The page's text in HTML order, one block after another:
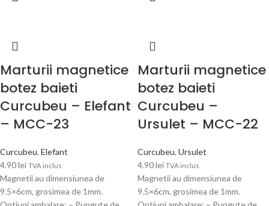
Marturii magnetice
botez baieti
Curcubeu – Elefant
– MCC-23
Curcubeu, Elefant
4.90lei TVA inclus
Magnetii au dimensiunea de
9.5×6cm, grosimea de 1mm.
Marturii magnetice
botez baieti
Curcubeu –
Ursulet – MCC-22
Curcubeu, Ursulet
4.90lei TVA inclus
Magnetii au dimensiunea de
9.5×6cm, grosimea de 1mm.